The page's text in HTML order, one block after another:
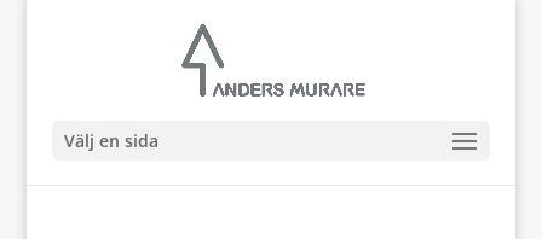
Välj en sida